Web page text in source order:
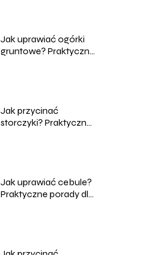
Jak uprawiać ogórki
gruntowe? Praktyczne
Jak przycinać
storczyki? Praktyczny
Jak uprawiać cebule?
Praktyczne porady dla